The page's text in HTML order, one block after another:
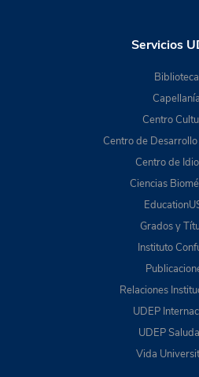
Servicios
Biblioteca
Capellanía
Centro
Centro de
Centro de
Ciencias
Grados y
Instituto
Relaciones
UDEP
UDEP
Vida